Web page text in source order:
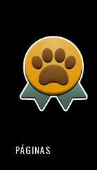
PÁGINAS